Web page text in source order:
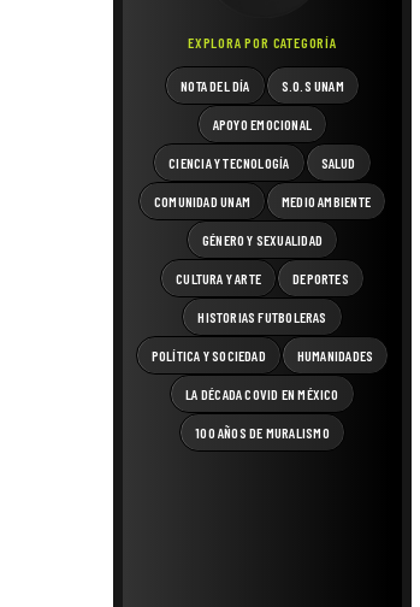
EXPLORA POR CATEGORÍA
NOTA DEL DÍA S.O.S UNAM
APOYO EMOCIONAL
CIENCIA Y TECNOLOGÍA SALUD
COMUNIDAD UNAM MEDIO AMBIENTE
GÉNERO Y SEXUALIDAD
CULTURA Y ARTE DEPORTES
HISTORIAS FUTBOLERAS
POLÍTICA Y SOCIEDAD HUMANIDADES
LA DÉCADA COVID EN MÉXICO
100 AÑOS DE MURALISMO